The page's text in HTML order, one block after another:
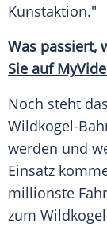
Kunstaktion."
Was passiert,
Sie auf
Noch steht das
Wildkogel-
werden und
Einsatz
millionste
zum